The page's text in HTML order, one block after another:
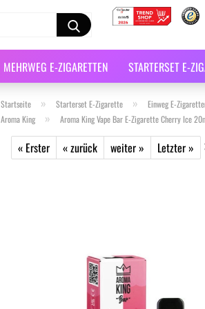
MEHRWEG E-ZIGARETTEN STARTERSET E-
Startseite » Starterset E-Zigarette » Einweg E-
Aroma King » Aroma King Vape Bar E-Zigarette Cherry Ice
« Erster « zurück weiter » Letzter »